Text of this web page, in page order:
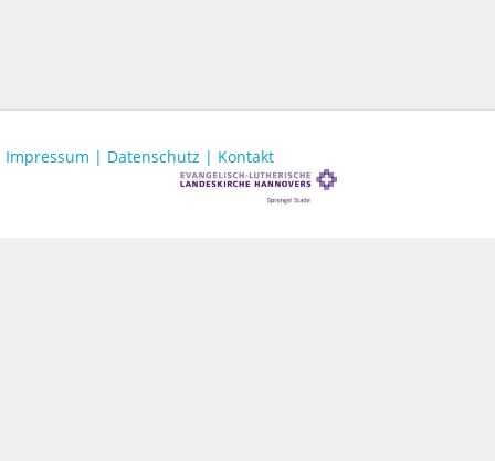
Impressum | Datenschutz | Kontakt